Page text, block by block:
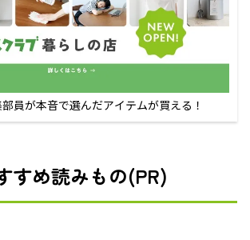
員が本音で選んだアイテムが買える！
すめ読みもの(PR)